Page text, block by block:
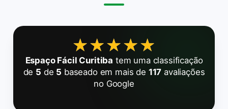
★★★★★
★★★★★
Espaço Fácil Curitiba tem uma classificação
de 5 de 5 baseado em mais de 117 avaliações
no Google